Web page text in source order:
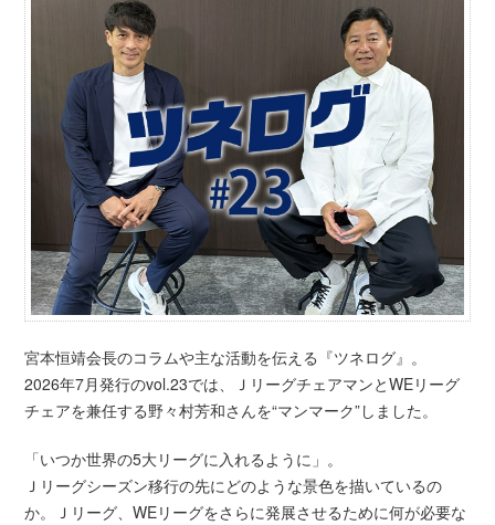
宮本恒靖会長のコラムや主な活動を伝える『ツネログ』。
2026年7月発行のvol.23では、ＪリーグチェアマンとWEリーグ
チェアを兼任する野々村芳和さんを“マンマーク”しました。
「いつか世界の5大リーグに入れるように」。
Ｊリーグシーズン移行の先にどのような景色を描いているの
か。Ｊリーグ、WEリーグをさらに発展させるために何が必要な